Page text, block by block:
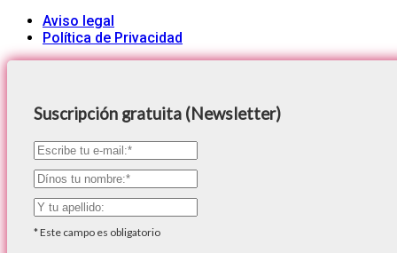
Aviso legal
Política de Privacidad
Suscripción gratuita (Newsletter)
*Este campo es obligatorio